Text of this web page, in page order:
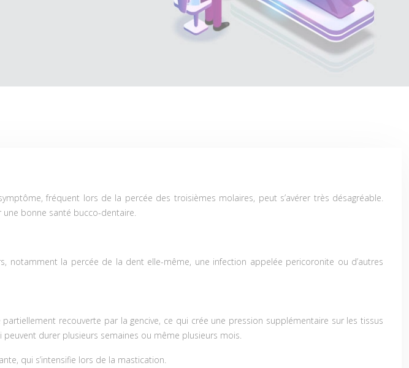
fréquent lors de la percée des troisièmes molaires, peut s’avérer très désagréable.
bonne santé bucco-dentaire.
notamment la percée de la dent elle-même, une infection appelée pericoronite ou d’autres
recouverte par la gencive, ce qui crée une pression supplémentaire sur les tissus
durer plusieurs semaines ou même plusieurs mois.
qui s’intensifie lors de la mastication.